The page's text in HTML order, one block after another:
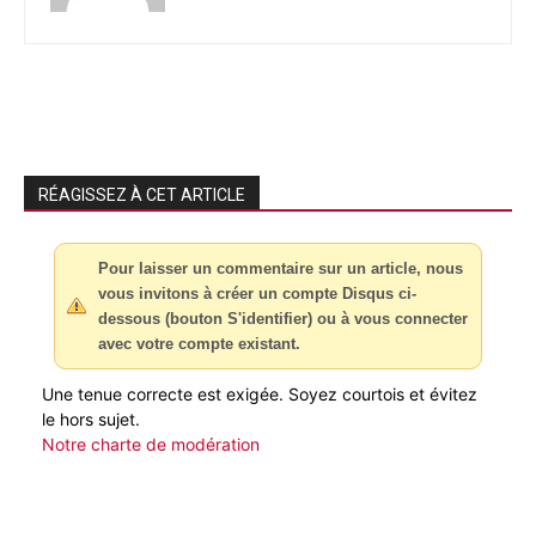
RÉAGISSEZ À CET ARTICLE
Pour laisser un commentaire sur un article, nous
vous invitons à créer un compte Disqus ci-
dessous (bouton S'identifier) ou à vous connecter
avec votre compte existant.
Une tenue correcte est exigée. Soyez courtois et évitez
le hors sujet.
Notre charte de modération